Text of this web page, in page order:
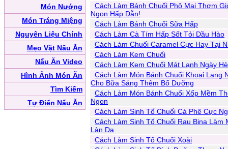
Món Nướng
Món Tráng Miệng
Nguyên Liệu Chính
Mẹo Vặt Nấu Ăn
Nấu Ăn Video
Hình Ảnh Món Ăn
Tìm Kiếm
Tự Điển Nấu Ăn
Cách Làm Bánh Chuối Phô Mai Thơm
Ngon Hấp Dẫn!
Cách Làm Bánh Chuối Sữa Hấp
Cách Làm Cà Tím Hấp Sốt Tỏi Dầu Hào
Cách Làm Chuối Caramel Cực Hay Tại
Cách Làm Kem Chuối
Cách Làm Kem Chuối Mát Lạnh Ngày Hè
Cách Làm Món Bánh Chuối Khoai Lang
Cho Bữa Sáng Thêm Bổ Dưỡng
Cách Làm Món Bánh Chuối Xốp Mềm
Ngon
Cách Làm Sinh Tố Chuối Cà Phê Cực
Cách Làm Sinh Tố Chuối Rau Bina Làm
Làn Da
Cách Làm Sinh Tố Chuối Xoài